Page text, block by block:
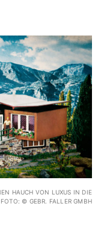
HAUCH VON LUXUS IN DIE
© GEBR. FALLER GMBH